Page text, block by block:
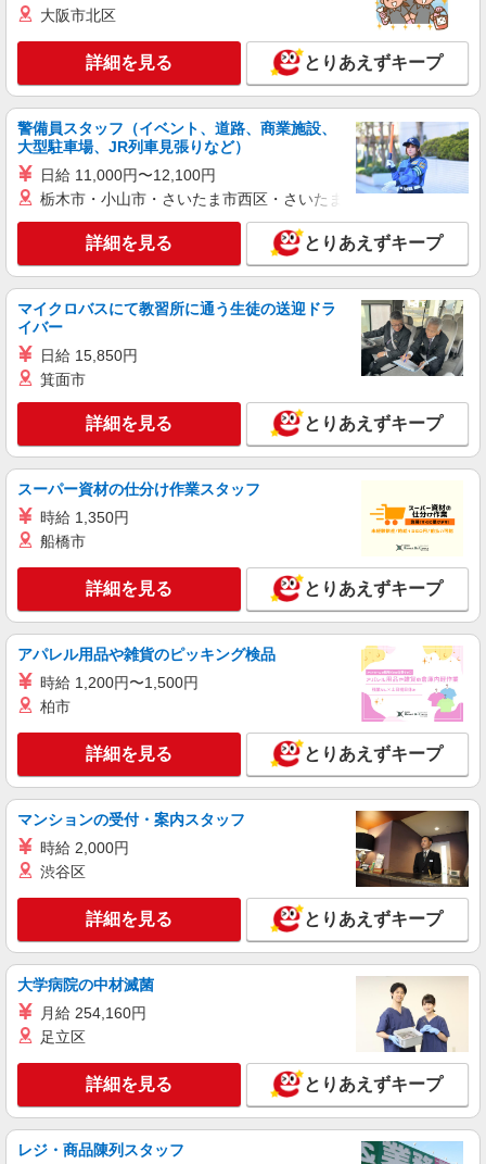
派遣社員
株式会社kotrio /●KB-H-1879456
高級ホテルのような空間＊。三ノ宮駅そば▼サ
高住で見回りやお話相手など
通費全支給(ガソリン代含む)＞
神戸市中央区 最寄り駅：三ノ宮
キープ 詳細を見る
株式会社ブレイブ（マイナビグループ）/MD28
介護スタッフ ◆デイサービス、サービス付き
高齢者向け住宅、グループホームなど様々な勤
未経験：時給1400〜1600円（資格・経験によ
る） 経験者：時給1600〜1800円（資格・経験によ
日）＝31万6800円 ◆昇給あり ◆支払い方法 ※日
払い/週払い/月払い対応も可能です。詳しくは面談
時にご相談ください。 ◆交通費：別途全額支給 ※
当社規定あり
兵庫県神戸市中央区 【最寄駅】 ◆各線「新神
戸駅」 ◆各線「神戸駅」 ◆各線「神戸三宮駅」
★その他、近隣に多数勤務地あります！
キープ 詳細を見る
派遣社員
株式会社kotrio /●KB-H-2020367
三ノ宮駅＊穏やかなデイサービスで生活サポー
トのお仕事＊
時給1450円〜2187円 ＜日払い有/週払い有/交
通費全支給(ガソリン代含む)＞
神戸市中央区内に多数
詳細を見る
株式会社kotrio /●KB-H-2020819
神戸三宮駅＊幅広い世代が活動中！サ高住のサ
ポートSTAFF
時給1450円〜2187円 ＜日払い有/週払い有/交
神戸市中央区 マイカー通勤OK
キープ 詳細を見る
派遣社員
（株）ウィルオブ・ワークCW 神戸支店/ms280101
時給1350円 ◆前払い・日払い・週払いOK
兵庫県神戸市中央区
キープ 詳細を見る
大阪市北区
詳細を見る とりあえずキープ
警備員スタッフ（イベント、道路、商業施設、
大型駐車場、JR列車見張りなど）
日給 11,000円〜12,100円
栃木市・小山市・さいたま市西区・さいたま市岩槻区・久喜市・
詳細を見る とりあえずキープ
マイクロバスにて教習所に通う生徒の送迎ドラ
イバー
日給 15,850円
箕面市
詳細を見る とりあえずキープ
スーパー資材の仕分け作業スタッフ
時給 1,350円
船橋市
詳細を見る とりあえずキープ
アパレル用品や雑貨のピッキング検品
時給 1,200円〜1,500円
柏市
詳細を見る とりあえずキープ
マンションの受付・案内スタッフ
時給 2,000円
渋谷区
詳細を見る とりあえずキープ
大学病院の中材滅菌
月給 254,160円
足立区
詳細を見る とりあえずキープ
レジ・商品陳列スタッフ